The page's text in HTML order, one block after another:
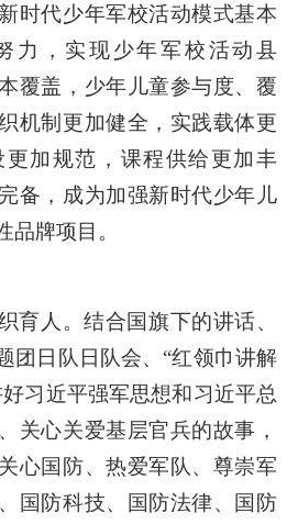
时代少年军校活动模式基本
力，实现少年军校活动县
覆盖，少年儿童参与度、覆
机制更加健全，实践载体更
加规范，课程供给更加丰
备，成为加强新时代少年儿
品牌项目。
育人。结合国旗下的讲话、
团日队日队会、“红领巾讲解
习近平强军思想和习近平总
关心关爱基层官兵的故事，
心国防、热爱军队、尊崇军
国防科技、国防法律、国防